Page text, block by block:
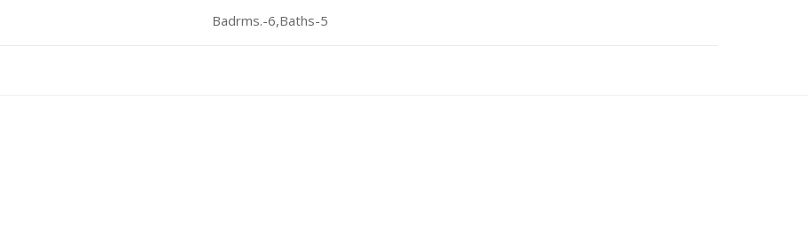
Badrms.-6,Baths-5